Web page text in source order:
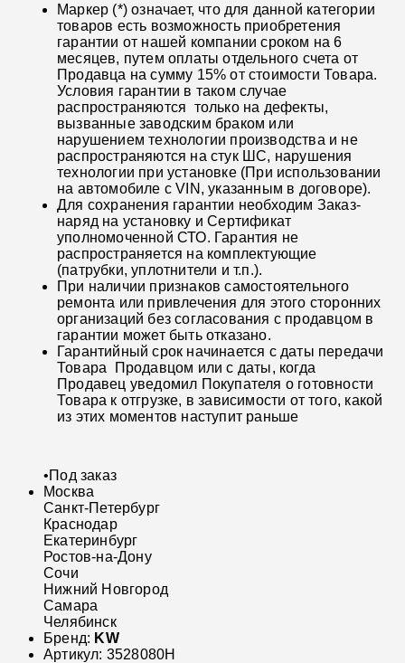
Маркер (*) означает, что для данной категории
товаров есть возможность приобретения
гарантии от нашей компании сроком на 6
месяцев, путем оплаты отдельного счета от
Продавца на сумму 15% от стоимости Товара.
Условия гарантии в таком случае
распространяются только на дефекты,
вызванные заводским браком или
нарушением технологии производства и не
распространяются на стук ШС, нарушения
технологии при установке (При использовании
на автомобиле с VIN, указанным в договоре).
Для сохранения гарантии необходим Заказ-
наряд на установку и Сертификат
уполномоченной СТО. Гарантия не
распространяется на комплектующие
(патрубки, уплотнители и т.п.).
При наличии признаков самостоятельного
ремонта или привлечения для этого сторонних
организаций без согласования с продавцом в
гарантии может быть отказано.
Гарантийный срок начинается с даты передачи
Товара Продавцом или с даты, когда
Продавец уведомил Покупателя о готовности
Товара к отгрузке, в зависимости от того, какой
из этих моментов наступит раньше
•Под заказ
Москва
Санкт-Петербург
Краснодар
Екатеринбург
Ростов-на-Дону
Сочи
Нижний Новгород
Самара
Челябинск
Бренд: KW
Артикул: 3528080H